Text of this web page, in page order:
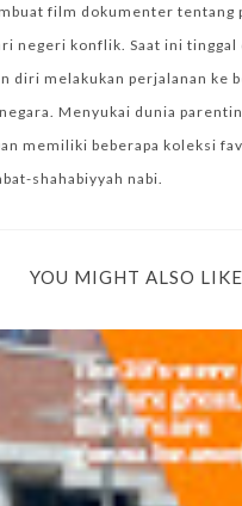
film dokumenter tentang
negeri konflik. Saat ini tinggal
diri melakukan perjalanan ke
Menyukai dunia
memiliki beberapa koleksi
shahabiyyah nabi.
YOU MIGHT ALSO